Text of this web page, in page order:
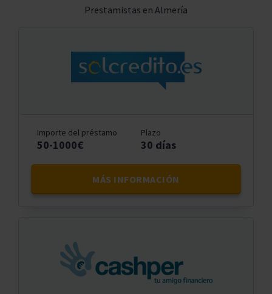
Prestamistas en Almería
Importe del préstamo
50-1000€
Plazo
30 días
MÁS INFORMACIÓN